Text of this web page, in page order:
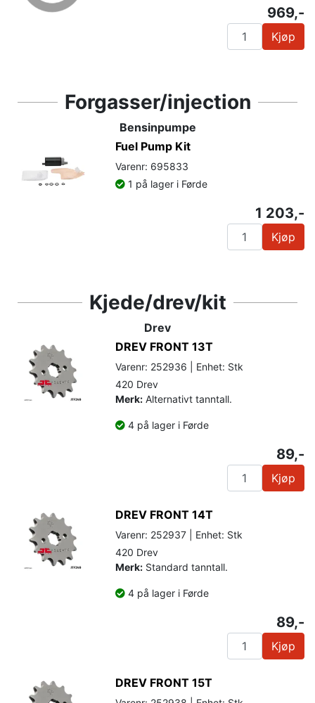
969,-
Kjøp
Forgasser/injection
Bensinpumpe
Fuel Pump Kit
Varenr: 695833
1 på lager i Førde
1 203,-
Kjøp
Kjede/drev/kit
Drev
DREV FRONT 13T
Varenr: 252936 | Enhet: Stk
420 Drev
Merk: Alternativt tanntall.
4 på lager i Førde
89,-
Kjøp
DREV FRONT 14T
Varenr: 252937 | Enhet: Stk
420 Drev
Merk: Standard tanntall.
4 på lager i Førde
89,-
Kjøp
DREV FRONT 15T